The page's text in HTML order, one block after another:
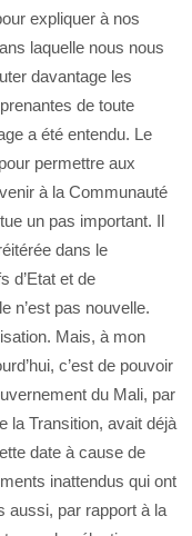
expliquer à nos
laquelle nous nous
davantage les
de toute
a été entendu. Le
permettre aux
à la Communauté
un pas important. Il
dans le
d’Etat et de
n’est pas nouvelle.
Mais, à mon
c’est de pouvoir
du Mali, par
la Transition, avait déjà
date à cause de
inattendus qui ont
aussi, par rapport à la